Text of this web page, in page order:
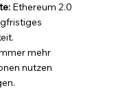
Ethereum 2.0
mehr
nutzen